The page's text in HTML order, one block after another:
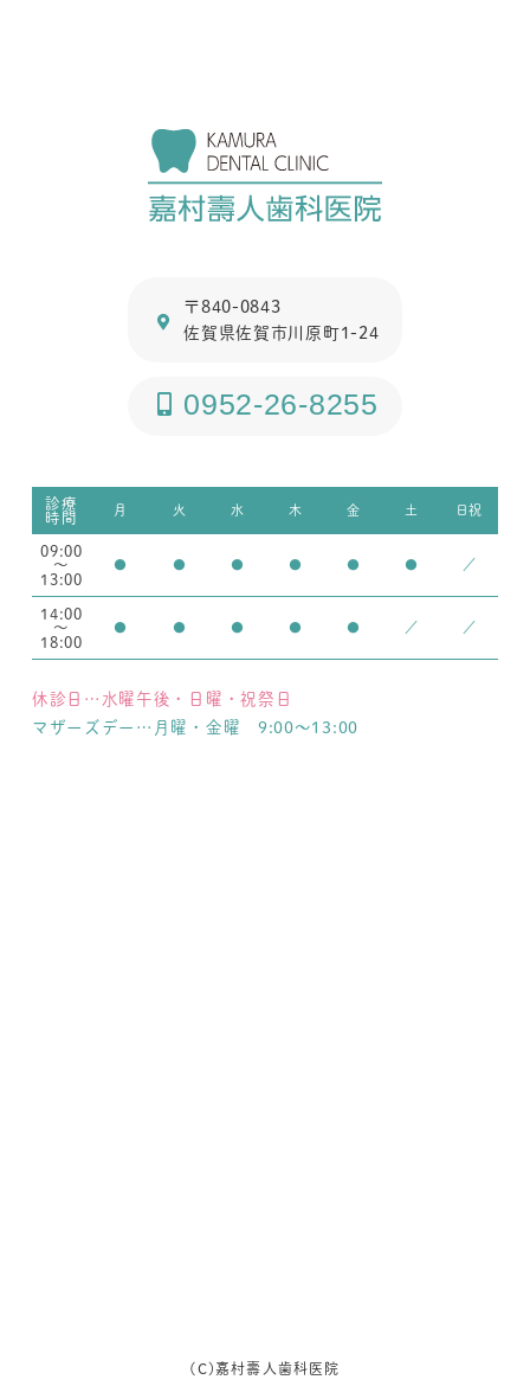
〒840-0843
佐賀県佐賀市川原町1-24
0952-26-8255
診療
時間 月 火 水 木 金 土 日祝
09:00
～
13:00
● ● ● ● ● ● ／
14:00
～
18:00
● ● ● ● ● ／ ／
休診日…水曜午後・日曜・祝祭日
マザーズデー…月曜・金曜 9:00～13:00
(C)嘉村壽人歯科医院